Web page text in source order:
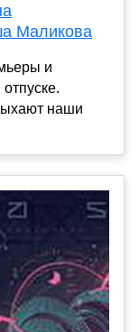
Маликова
и
наши